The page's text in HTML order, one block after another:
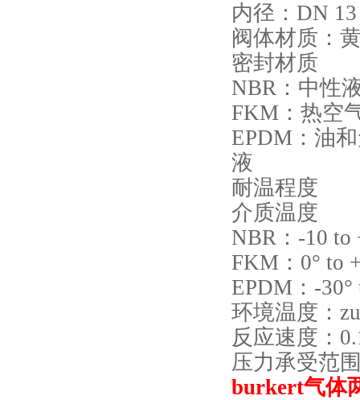
内径：DN
阀体材质：
密封材质
NBR ：中性
FKM ：热空
EPDM ：油
液
耐温程度
介质温度
NBR ：-10 to
FKM ：0° to
EPDM ：-
环境温度：
反应速度：
压力承受范
burkert气